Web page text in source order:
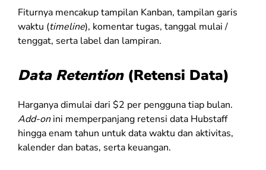
Fiturnya mencakup tampilan Kanban, tampilan garis
waktu (timeline), komentar tugas, tanggal mulai /
tenggat, serta label dan lampiran.
Data Retention (Retensi Data)
Harganya dimulai dari $2 per pengguna tiap bulan.
Add-onini memperpanjang retensi data Hubstaff
hingga enam tahun untuk data waktu dan aktivitas,
kalender dan batas, serta keuangan.